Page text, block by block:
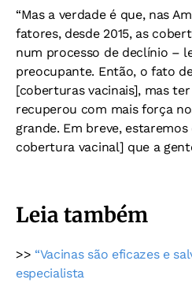
“Mas a verdade é que, nas
fatores, desde 2015, as
num processo de declínio –
preocupante. Então, o fato
[coberturas vacinais], mas
recuperou com mais força
grande. Em breve,
cobertura vacinal] que a
Leia também
>> “Vacinas são eficazes e
especialista